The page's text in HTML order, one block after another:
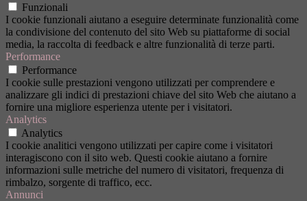
Funzionali
I cookie funzionali aiutano a eseguire determinate funzionalità come
la condivisione del contenuto del sito Web su piattaforme di social
media, la raccolta di feedback e altre funzionalità di terze parti.
Performance
Performance
I cookie sulle prestazioni vengono utilizzati per comprendere e
analizzare gli indici di prestazioni chiave del sito Web che aiutano a
fornire una migliore esperienza utente per i visitatori.
Analytics
Analytics
I cookie analitici vengono utilizzati per capire come i visitatori
interagiscono con il sito web. Questi cookie aiutano a fornire
informazioni sulle metriche del numero di visitatori, frequenza di
rimbalzo, sorgente di traffico, ecc.
Annunci